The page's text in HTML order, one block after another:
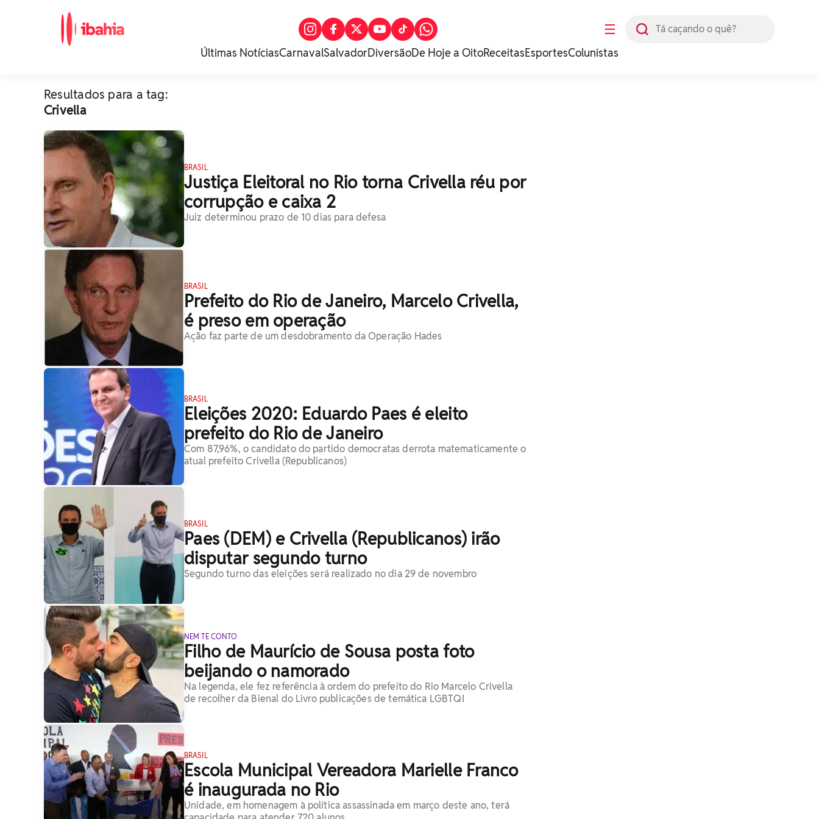
☰
Últimas NotíciasCarnavalSalvadorDiversãoDe Hoje a OitoReceitasEsportesColunistas
Resultados para a tag:
Crivella
BRASIL
Justiça Eleitoral no Rio torna Crivella réu por
corrupção e caixa 2
Juiz determinou prazo de 10 dias para defesa
BRASIL
Prefeito do Rio de Janeiro, Marcelo Crivella,
é preso em operação
Ação faz parte de um desdobramento da Operação Hades
BRASIL
Eleições 2020: Eduardo Paes é eleito
prefeito do Rio de Janeiro
Com 87,96%, o candidato do partido democratas derrota matematicamente o
atual prefeito Crivella (Republicanos)
BRASIL
Paes (DEM) e Crivella (Republicanos) irão
disputar segundo turno
Segundo turno das eleições será realizado no dia 29 de novembro
NEM TE CONTO
Filho de Maurício de Sousa posta foto
beijando o namorado
Na legenda, ele fez referência à ordem do prefeito do Rio Marcelo Crivella
de recolher da Bienal do Livro publicações de temática LGBTQI
BRASIL
Escola Municipal Vereadora Marielle Franco
é inaugurada no Rio
Unidade, em homenagem à política assassinada em março deste ano, terá